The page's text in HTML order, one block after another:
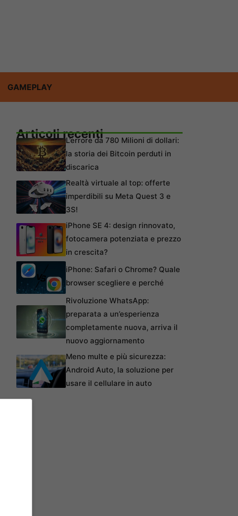
GAMEPLAY
Articoli recentiL’errore da 780 Milioni di dollari:
la storia dei Bitcoin perduti in
discarica
Realtà virtuale al top: offerte
imperdibili su Meta Quest 3 e
3S!
iPhone SE 4: design rinnovato,
fotocamera potenziata e prezzo
in crescita?
iPhone: Safari o Chrome? Quale
browser scegliere e perché
Rivoluzione WhatsApp:
preparata a un’esperienza
completamente nuova, arriva il
nuovo aggiornamento
Meno multe e più sicurezza:
Android Auto, la soluzione per
usare il cellulare in auto